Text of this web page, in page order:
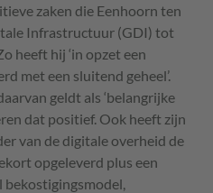
zaken die Eenhoorn ten
Infrastructuur (GDI) tot
heeft hij ‘in opzet een
met een sluitend geheel’.
geldt als ‘belangrijke
dat positief. Ook heeft zijn
van de digitale overheid de
opgeleverd plus een